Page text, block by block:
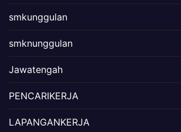
smkunggulan
smknunggulan
Jawatengah
PENCARIKERJA
LAPANGANKERJA